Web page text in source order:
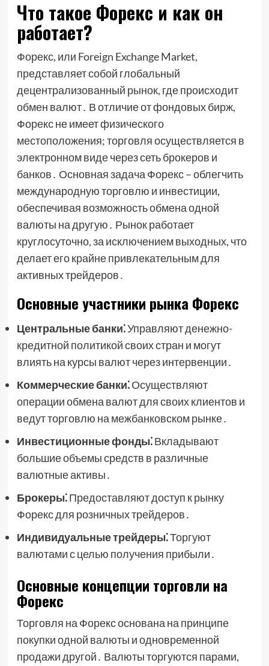
Что такое Форекс и как он
работает?
Форекс, или Foreign Exchange Market,
представляет собой глобальный
децентрализованный рынок, где происходит
обмен валют․ В отличие от фондовых бирж,
Форекс не имеет физического
местоположения; торговля осуществляется в
электронном виде через сеть брокеров и
банков․ Основная задача Форекс – облегчить
международную торговлю и инвестиции,
обеспечивая возможность обмена одной
валюты на другую․ Рынок работает
круглосуточно, за исключением выходных, что
делает его крайне привлекательным для
активных трейдеров․
Основные участники рынка Форекс
Центральные банки⁚Управляют денежно-
кредитной политикой своих стран и могут
влиять на курсы валют через интервенции․
Коммерческие банки⁚Осуществляют
операции обмена валют для своих клиентов и
ведут торговлю на межбанковском рынке․
Инвестиционные фонды⁚Вкладывают
большие объемы средств в различные
валютные активы․
Брокеры⁚Предоставляют доступ к рынку
Форекс для розничных трейдеров․
Индивидуальные трейдеры⁚Торгуют
валютами с целью получения прибыли․
Основные концепции торговли на
Форекс
Торговля на Форекс основана на принципе
покупки одной валюты и одновременной
продажи другой․ Валюты торгуются парами,